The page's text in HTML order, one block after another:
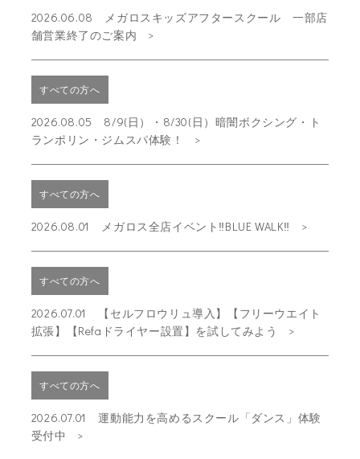
2026.06.08 メガロスキッズアフタースクール 一部店
舗営業終了のご案内
すべての方へ
2026.08.05 8/9(日）・8/30(日）暗闇ボクシング・ト
ランポリン・ジムスパ体験！
すべての方へ
2026.08.01 メガロス全店イベント‼BLUE WALK‼
すべての方へ
2026.07.01 【セルフロウリュ導入】【フリーウエイト
拡張】【Refaドライヤー設置】を試してみよう
すべての方へ
2026.07.01 運動能力を高めるスクール「ダンス」体験
受付中